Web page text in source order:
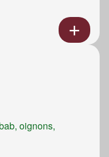
oignons,